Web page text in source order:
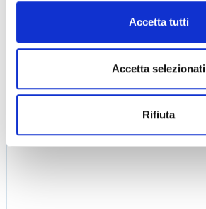
Accetta tutti
Accetta selezionati
Rifiuta
Prenota Ora